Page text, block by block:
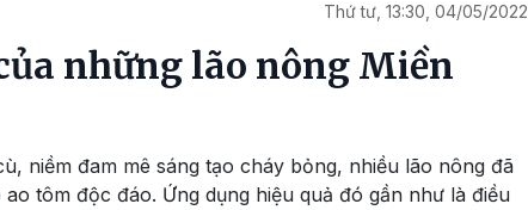
Thứ tư, 13:30, 04/05/2022
những lão nông Miền
niềm đam mê sáng tạo cháy bỏng, nhiều lão nông đã
tôm độc đáo. Ứng dụng hiệu quả đó gần như là điều